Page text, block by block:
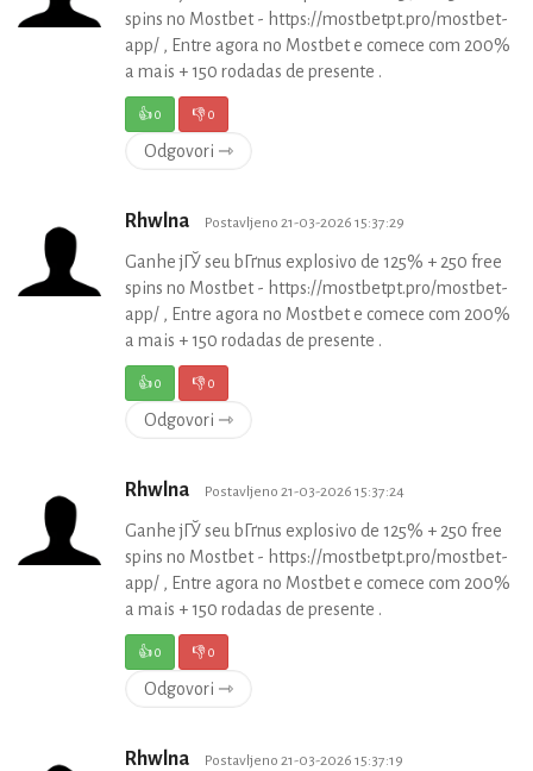
spins no Mostbet - https://mostbetpt.pro/mostbet-
app/ , Entre agora no Mostbet e comece com 200%
a mais + 150 rodadas de presente .
👍0 👎0
Odgovori ⇾
Rhwlna Postavljeno 21-03-2026 15:37:29
Ganhe jГЎ seu bГґnus explosivo de 125% + 250 free
spins no Mostbet - https://mostbetpt.pro/mostbet-
app/ , Entre agora no Mostbet e comece com 200%
a mais + 150 rodadas de presente .
👍0 👎0
Odgovori ⇾
Rhwlna Postavljeno 21-03-2026 15:37:24
Ganhe jГЎ seu bГґnus explosivo de 125% + 250 free
spins no Mostbet - https://mostbetpt.pro/mostbet-
app/ , Entre agora no Mostbet e comece com 200%
a mais + 150 rodadas de presente .
👍0 👎0
Odgovori ⇾
Rhwlna Postavljeno 21-03-2026 15:37:19